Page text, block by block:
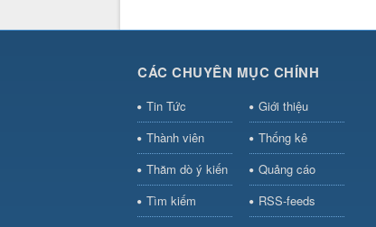
CÁC CHUYÊN MỤC CHÍNH
Tin Tức
Giới thiệu
Thành viên
Thống kê
Thăm dò ý kiến
Quảng cáo
Tìm kiếm
RSS-feeds